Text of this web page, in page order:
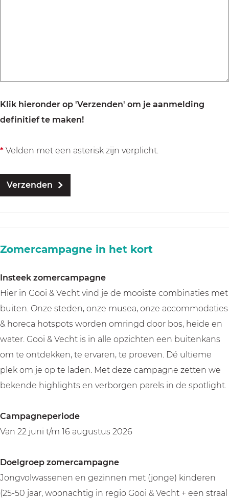
Klik hieronder op 'Verzenden' om je aanmelding
definitief te maken!
* Velden met een asterisk zijn verplicht.
Verzenden
Zomercampagne in het kort
Insteek zomercampagne
Hier in Gooi & Vecht vind je de mooiste combinaties met
buiten. Onze steden, onze musea, onze accommodaties
& horeca hotspots worden omringd door bos, heide en
water. Gooi & Vecht is in alle opzichten een buitenkans
om te ontdekken, te ervaren, te proeven. Dé ultieme
plek om je op te laden. Met deze campagne zetten we
bekende highlights en verborgen parels in de spotlight.
Campagneperiode
Van 22 juni t/m 16 augustus 2026
Doelgroep zomercampagne
Jongvolwassenen en gezinnen met (jonge) kinderen
(25-50 jaar, woonachtig in regio Gooi & Vecht + een straal